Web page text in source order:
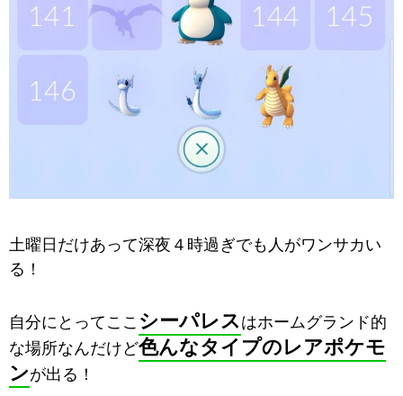
土曜日だけあって深夜４時過ぎでも人がワンサカい
る！
自分にとってここ シーパレスはホームグランド的
な場所なんだけど色んなタイプのレアポケモ
ンが出る！